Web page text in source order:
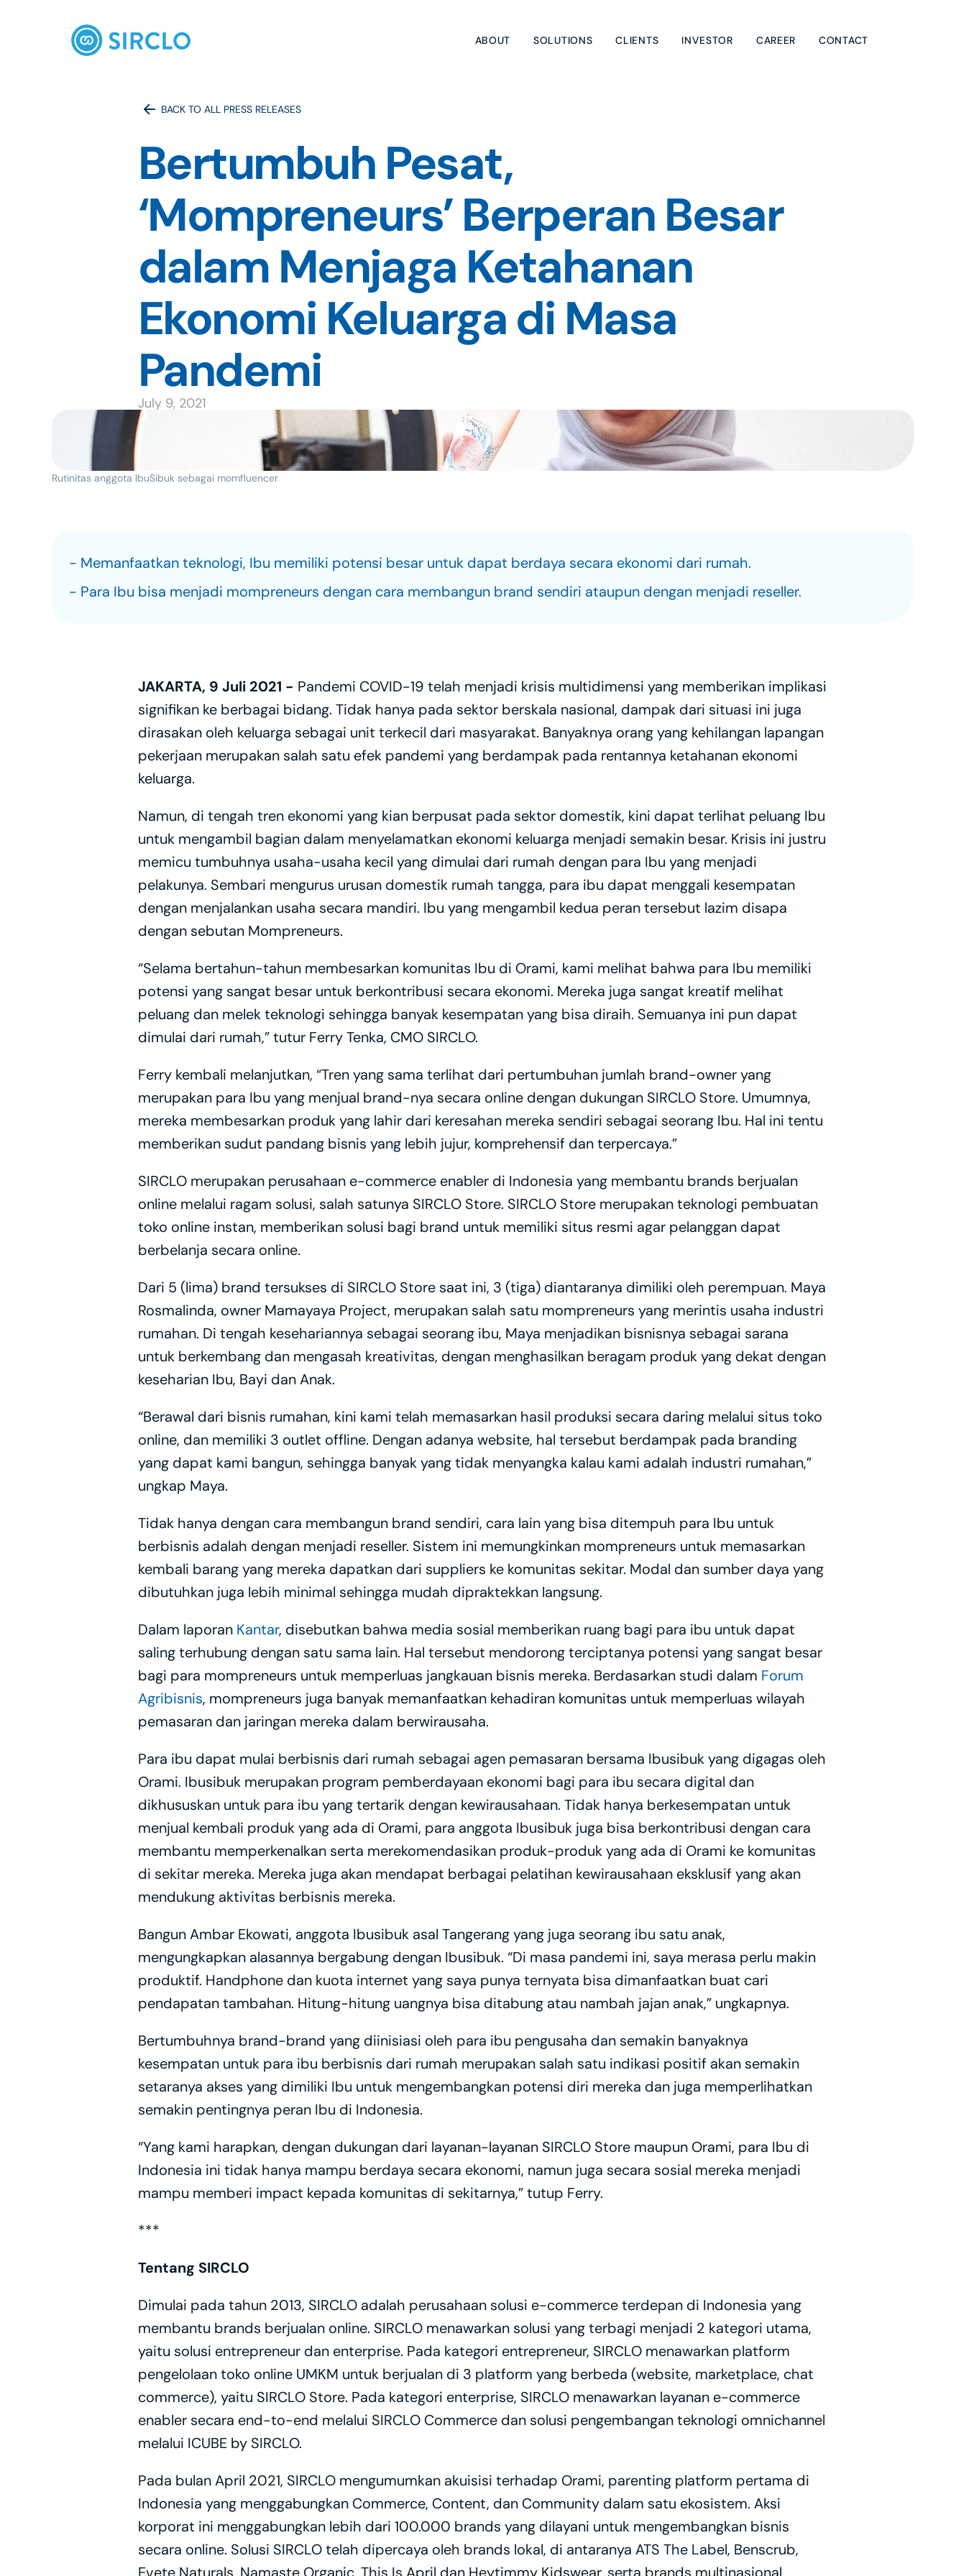
ABOUT SOLUTIONS CLIENTS INVESTOR CAREER CONTACT
BACK TO ALL PRESS RELEASES
Bertumbuh Pesat,
‘Mompreneurs’ Berperan Besar
dalam Menjaga Ketahanan
Ekonomi Keluarga di Masa
Pandemi
July 9, 2021
Rutinitas anggota IbuSibuk sebagai momfluencer
- Memanfaatkan teknologi, Ibu memiliki potensi besar untuk dapat berdaya secara ekonomi dari rumah.
JAKARTA, 9 Juli 2021 - Pandemi COVID-19 telah menjadi krisis multidimensi yang memberikan implikasi
signifikan ke berbagai bidang. Tidak hanya pada sektor berskala nasional, dampak dari situasi ini juga
dirasakan oleh keluarga sebagai unit terkecil dari masyarakat. Banyaknya orang yang kehilangan lapangan
pekerjaan merupakan salah satu efek pandemi yang berdampak pada rentannya ketahanan ekonomi
keluarga.
Namun, di tengah tren ekonomi yang kian berpusat pada sektor domestik, kini dapat terlihat peluang Ibu
untuk mengambil bagian dalam menyelamatkan ekonomi keluarga menjadi semakin besar. Krisis ini justru
memicu tumbuhnya usaha-usaha kecil yang dimulai dari rumah dengan para Ibu yang menjadi
pelakunya. Sembari mengurus urusan domestik rumah tangga, para ibu dapat menggali kesempatan
dengan menjalankan usaha secara mandiri. Ibu yang mengambil kedua peran tersebut lazim disapa
dengan sebutan Mompreneurs.
“Selama bertahun-tahun membesarkan komunitas Ibu di Orami, kami melihat bahwa para Ibu memiliki
potensi yang sangat besar untuk berkontribusi secara ekonomi. Mereka juga sangat kreatif melihat
peluang dan melek teknologi sehingga banyak kesempatan yang bisa diraih. Semuanya ini pun dapat
dimulai dari rumah,” tutur Ferry Tenka, CMO SIRCLO.
Ferry kembali melanjutkan, “Tren yang sama terlihat dari pertumbuhan jumlah brand-owner yang
merupakan para Ibu yang menjual brand-nya secara online dengan dukungan SIRCLO Store. Umumnya,
mereka membesarkan produk yang lahir dari keresahan mereka sendiri sebagai seorang Ibu. Hal ini tentu
memberikan sudut pandang bisnis yang lebih jujur, komprehensif dan terpercaya.”
SIRCLO merupakan perusahaan e-commerce enabler di Indonesia yang membantu brands berjualan
online melalui ragam solusi, salah satunya SIRCLO Store. SIRCLO Store merupakan teknologi pembuatan
toko online instan, memberikan solusi bagi brand untuk memiliki situs resmi agar pelanggan dapat
berbelanja secara online.
Dari 5 (lima) brand tersukses di SIRCLO Store saat ini, 3 (tiga) diantaranya dimiliki oleh perempuan. Maya
Rosmalinda, owner Mamayaya Project, merupakan salah satu mompreneurs yang merintis usaha industri
rumahan. Di tengah kesehariannya sebagai seorang ibu, Maya menjadikan bisnisnya sebagai sarana
untuk berkembang dan mengasah kreativitas, dengan menghasilkan beragam produk yang dekat dengan
keseharian Ibu, Bayi dan Anak.
“Berawal dari bisnis rumahan, kini kami telah memasarkan hasil produksi secara daring melalui situs toko
online, dan memiliki 3 outlet offline. Dengan adanya website, hal tersebut berdampak pada branding
yang dapat kami bangun, sehingga banyak yang tidak menyangka kalau kami adalah industri rumahan,”
ungkap Maya.
Tidak hanya dengan cara membangun brand sendiri, cara lain yang bisa ditempuh para Ibu untuk
berbisnis adalah dengan menjadi reseller. Sistem ini memungkinkan mompreneurs untuk memasarkan
kembali barang yang mereka dapatkan dari suppliers ke komunitas sekitar. Modal dan sumber daya yang
dibutuhkan juga lebih minimal sehingga mudah dipraktekkan langsung.
Dalam laporan Kantar, disebutkan bahwa media sosial memberikan ruang bagi para ibu untuk dapat
saling terhubung dengan satu sama lain. Hal tersebut mendorong terciptanya potensi yang sangat besar
bagi para mompreneurs untuk memperluas jangkauan bisnis mereka. Berdasarkan studi dalam Forum
Agribisnis, mompreneurs juga banyak memanfaatkan kehadiran komunitas untuk memperluas wilayah
pemasaran dan jaringan mereka dalam berwirausaha.
Para ibu dapat mulai berbisnis dari rumah sebagai agen pemasaran bersama Ibusibuk yang digagas oleh
Orami. Ibusibuk merupakan program pemberdayaan ekonomi bagi para ibu secara digital dan
dikhususkan untuk para ibu yang tertarik dengan kewirausahaan. Tidak hanya berkesempatan untuk
menjual kembali produk yang ada di Orami, para anggota Ibusibuk juga bisa berkontribusi dengan cara
membantu memperkenalkan serta merekomendasikan produk-produk yang ada di Orami ke komunitas
di sekitar mereka. Mereka juga akan mendapat berbagai pelatihan kewirausahaan eksklusif yang akan
mendukung aktivitas berbisnis mereka.
Bangun Ambar Ekowati, anggota Ibusibuk asal Tangerang yang juga seorang ibu satu anak,
mengungkapkan alasannya bergabung dengan Ibusibuk. “Di masa pandemi ini, saya merasa perlu makin
produktif. Handphone dan kuota internet yang saya punya ternyata bisa dimanfaatkan buat cari
pendapatan tambahan. Hitung-hitung uangnya bisa ditabung atau nambah jajan anak,” ungkapnya.
Bertumbuhnya brand-brand yang diinisiasi oleh para ibu pengusaha dan semakin banyaknya
kesempatan untuk para ibu berbisnis dari rumah merupakan salah satu indikasi positif akan semakin
setaranya akses yang dimiliki Ibu untuk mengembangkan potensi diri mereka dan juga memperlihatkan
semakin pentingnya peran Ibu di Indonesia.
“Yang kami harapkan, dengan dukungan dari layanan-layanan SIRCLO Store maupun Orami, para Ibu di
Indonesia ini tidak hanya mampu berdaya secara ekonomi, namun juga secara sosial mereka menjadi
mampu memberi impact kepada komunitas di sekitarnya,” tutup Ferry.
***
Tentang SIRCLO
Dimulai pada tahun 2013, SIRCLO adalah perusahaan solusi e-commerce terdepan di Indonesia yang
membantu brands berjualan online. SIRCLO menawarkan solusi yang terbagi menjadi 2 kategori utama,
yaitu solusi entrepreneur dan enterprise. Pada kategori entrepreneur, SIRCLO menawarkan platform
pengelolaan toko online UMKM untuk berjualan di 3 platform yang berbeda (website, marketplace, chat
commerce), yaitu SIRCLO Store. Pada kategori enterprise, SIRCLO menawarkan layanan e-commerce
enabler secara end-to-end melalui SIRCLO Commerce dan solusi pengembangan teknologi omnichannel
melalui ICUBE by SIRCLO.
Pada bulan April 2021, SIRCLO mengumumkan akuisisi terhadap Orami, parenting platform pertama di
Indonesia yang menggabungkan Commerce, Content, dan Community dalam satu ekosistem. Aksi
korporat ini menggabungkan lebih dari 100.000 brands yang dilayani untuk mengembangkan bisnis
secara online. Solusi SIRCLO telah dipercaya oleh brands lokal, di antaranya ATS The Label, Benscrub,